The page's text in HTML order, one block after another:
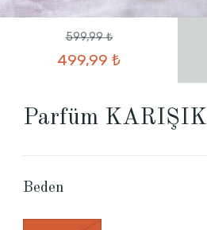
599,99 ₺
499,99 ₺
Parfüm KARIŞIK
Beden